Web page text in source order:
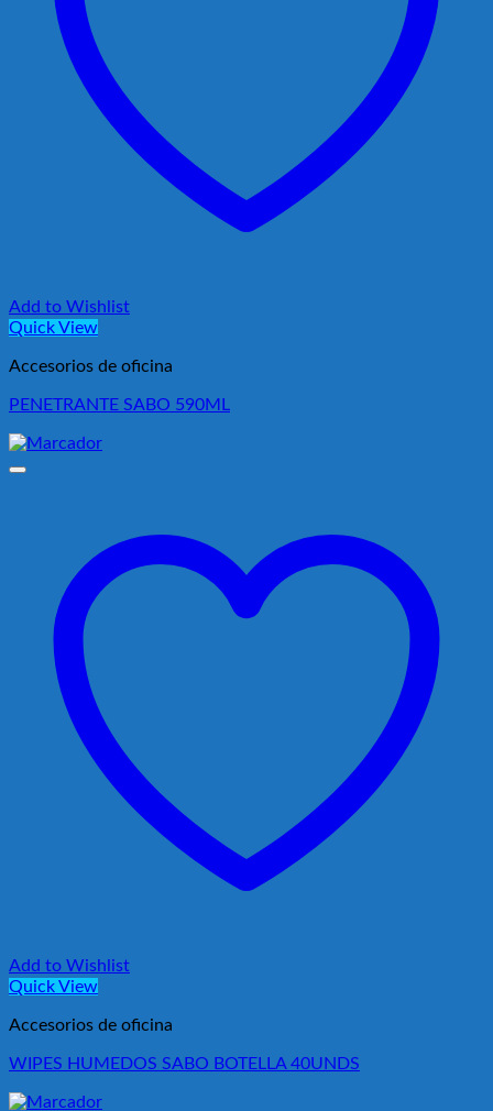
Add to Wishlist
Quick View
Accesorios de oficina
PENETRANTE SABO 590ML
Add to Wishlist
Quick View
Accesorios de oficina
WIPES HUMEDOS SABO BOTELLA 40UNDS